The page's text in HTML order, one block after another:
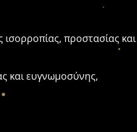
ισορροπίας, προστασίας και
και ευγνωμοσύνης,